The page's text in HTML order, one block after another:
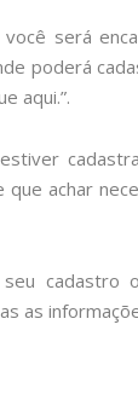
você será
poderá
aqui.”.
que achar
cadastro
as